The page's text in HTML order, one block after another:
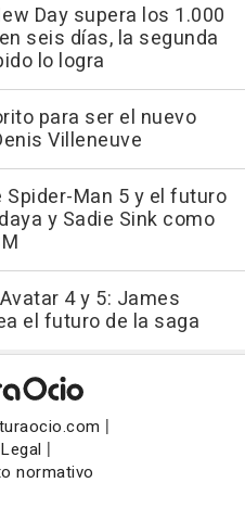
Day supera los 1.000
seis días, la segunda
lo logra
para ser el nuevo
Villeneuve
Spider-Man 5 y el futuro
y Sadie Sink como
4 y 5: James
el futuro de la saga
|
|
normativo